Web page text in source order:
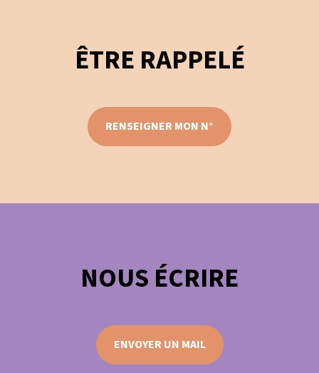
ÊTRE RAPPELÉ
RENSEIGNER MON N°
NOUS ÉCRIRE
ENVOYER UN MAIL